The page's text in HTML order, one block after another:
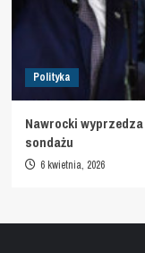
Polityka
Nawrocki
sondażu
6 kwietnia, 2026